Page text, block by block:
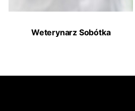
Weterynarz Sobótka